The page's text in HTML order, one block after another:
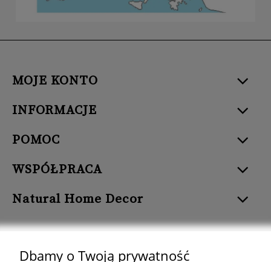
MOJE KONTO
INFORMACJE
POMOC
WSPÓŁPRACA
Natural Home Decor
Dbamy o Twoją prywatność